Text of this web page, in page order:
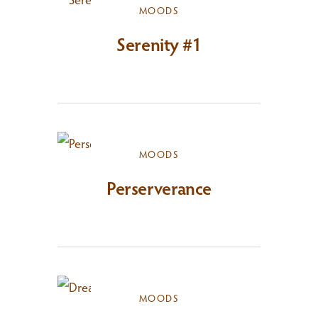
MOODS
Serenity #1
MOODS
Perserverance
MOODS